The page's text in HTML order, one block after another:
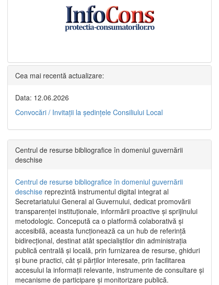
Cea mai recentă actualizare:
Data: 12.06.2026
Convocări / Invitaţii la şedinţele Consiliului Local
Centrul de resurse bibliografice în domeniul guvernării
deschise
Centrul de resurse bibliografice în domeniul guvernării
deschise reprezintă instrumentul digital integrat al
Secretariatului General al Guvernului, dedicat promovării
transparenței instituționale, informării proactive și sprijinului
metodologic. Concepută ca o platformă colaborativă și
accesibilă, aceasta funcționează ca un hub de referință
bidirecțional, destinat atât specialiștilor din administrația
publică centrală și locală, prin furnizarea de resurse, ghiduri
și bune practici, cât și părților interesate, prin facilitarea
accesului la informații relevante, instrumente de consultare și
mecanisme de participare și monitorizare publică.